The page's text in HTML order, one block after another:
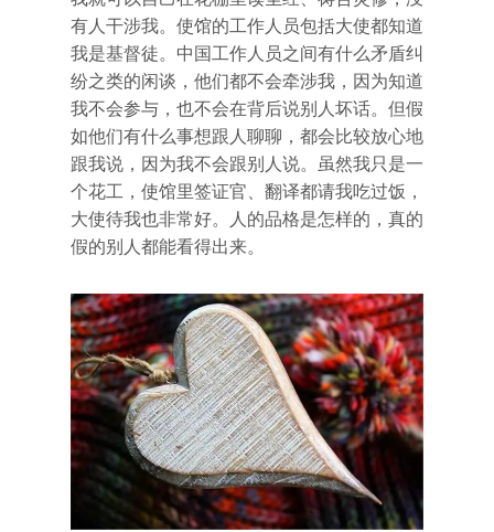
有人干涉我。使馆的工作人员包括大使都知道
我是基督徒。中国工作人员之间有什么矛盾纠
纷之类的闲谈，他们都不会牵涉我，因为知道
我不会参与，也不会在背后说别人坏话。但假
如他们有什么事想跟人聊聊，都会比较放心地
跟我说，因为我不会跟别人说。虽然我只是一
个花工，使馆里签证官、翻译都请我吃过饭，
大使待我也非常好。人的品格是怎样的，真的
假的别人都能看得出来。